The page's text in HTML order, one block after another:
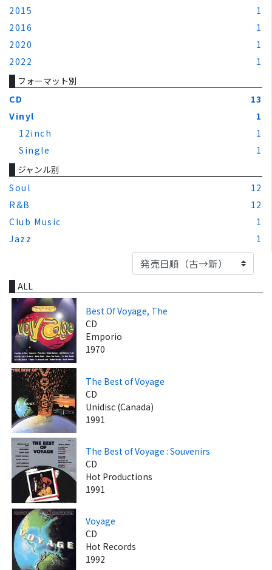
2015
1
2016
1
2020
1
2022
1
フォーマット別
CD
13
Vinyl
1
12inch
1
Single
1
ジャンル別
Soul
12
R&B
12
Club Music
1
Jazz
1
ALL
Best Of Voyage, The
CD
Emporio
1970
The Best of Voyage
CD
Unidisc (Canada)
1991
The Best of Voyage : Souvenirs
CD
Hot Productions
1991
Voyage
CD
Hot Records
1992